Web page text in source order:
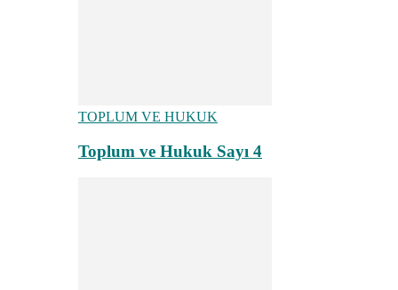
TOPLUM VE HUKUK
Toplum ve Hukuk Sayı 4